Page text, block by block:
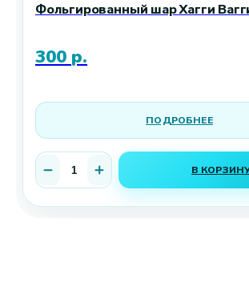
Фольгированный шар Хагги
300 р.
ПОДРОБНЕЕ
В